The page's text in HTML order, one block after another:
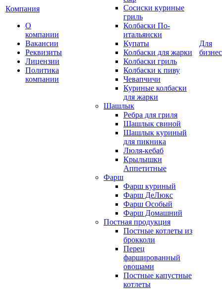
Компания
О
компании
Вакансии
Реквизиты
Лицензии
Политика
компании
Сосиски куриные
гриль
Колбаски По-
итальянски
Купаты
Колбаски для жарки
Колбаски гриль
Колбаски к пиву
Чевапчичи
Куриные колбаски
для жарки
Шашлык
Ребра для гриля
Шашлык свиной
Шашлык куриный
для пикника
Люля-кебаб
Крылышки
Аппетитные
Фарш
Фарш куриный
Фарш ДеЛюкс
Фарш Особый
Фарш Домашний
Постная продукция
Постные котлеты из
брокколи
Перец
фаршированный
овощами
Постные капустные
котлеты
Для